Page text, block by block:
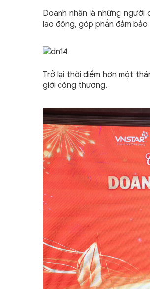
Doanh nhân là những
lao động, góp phần đảm
Trở lại thời điểm hơn một
giới công thương.